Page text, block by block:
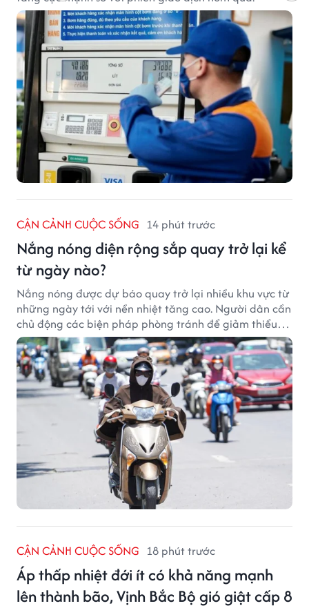
CẬN CẢNH CUỘC SỐNG 14 phút trước
Nắng nóng diện rộng sắp quay trở lại kể
từ ngày nào?
Nắng nóng được dự báo quay trở lại nhiều khu vực từ
những ngày tới với nền nhiệt tăng cao. Người dân cần
chủ động các biện pháp phòng tránh để giảm thiểu
tác động của thời tiết cực đoan.
CẬN CẢNH CUỘC SỐNG 18 phút trước
Áp thấp nhiệt đới ít có khả năng mạnh
lên thành bão, Vịnh Bắc Bộ gió giật cấp 8